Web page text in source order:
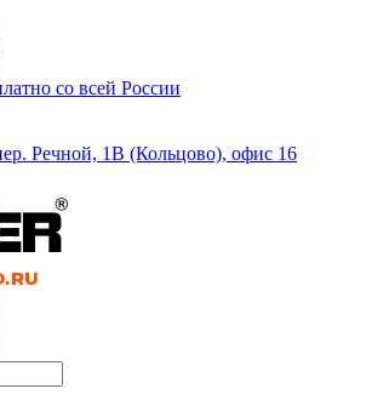
со всей России
Речной, 1В (Кольцово), офис 16